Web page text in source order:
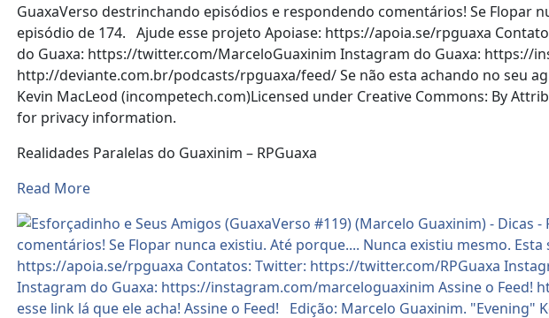
GuaxaVerso destrinchando episódios e respondendo comentários! Se Flopar
episódio de 174. Ajude esse projeto Apoiase: https://apoia.se/rpguaxa
do Guaxa: https://twitter.com/MarceloGuaxinim Instagram do Guaxa: https://
http://deviante.com.br/podcasts/rpguaxa/feed/ Se não esta achando no seu
Kevin MacLeod (incompetech.com)Licensed under Creative Commons: By
for privacy information.
Realidades Paralelas do Guaxinim – RPGuaxa
Read More